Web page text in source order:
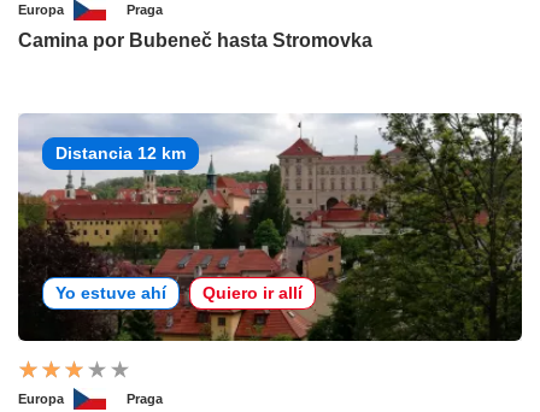
Europa Praga
Camina por Bubeneč hasta Stromovka
Distancia 12 km
Yo estuve ahí Quiero ir allí
Europa Praga